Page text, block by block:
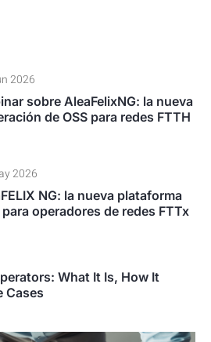
2026
sobre AleaFelixNG: la nueva
de OSS para redes FTTH
2026
NG: la nueva plataforma
para operadores de redes FTTx
What It Is, How It
Cases